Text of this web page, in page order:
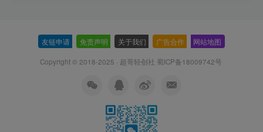
友链申请 免责声明 关于我们 广告合作 网站地图
Copyright © 2018-2025 · 超哥轻创社 蜀ICP备18009742号